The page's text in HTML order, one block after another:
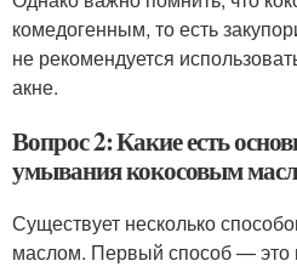
комедогенным, то есть
не рекомендуется
акне.
Вопрос 2: Какие есть
умывания кокосовым
Существует несколько
маслом. Первый способ — это